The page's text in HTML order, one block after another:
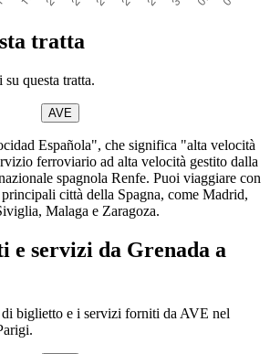
tratta
questa tratta.
AVE
Española", che significa "alta velocità
ferroviario ad alta velocità gestito dalla
spagnola Renfe. Puoi viaggiare con
città della Spagna, come Madrid,
Malaga e Zaragoza.
servizi da Grenada a
biglietto e i servizi forniti da AVE nel